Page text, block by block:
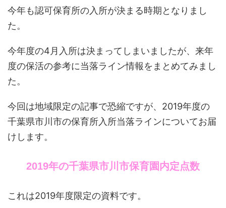
今年も認可保育所の入所が決まる時期となりまし
た。
今年度の4月入所は決まってしまいましたが、来年
度の保活の参考に当落ライン情報をまとめてみまし
た。
今回は地域限定の記事で恐縮ですが、2019年度の
千葉県市川市の保育所入所当落ラインについてお届
けします。
2019年の千葉県市川市保育園内定点数
これは2019年度限定の資料です。